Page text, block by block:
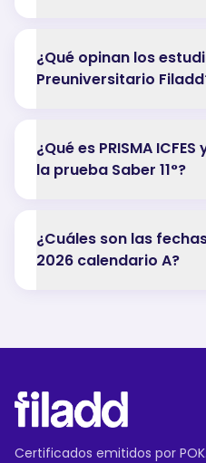
¿Qué opinan los
Preuniversitario
¿Qué es PRISMA
la prueba Saber 11°?
¿Cuáles son las
2026 calendario A?
Certificados emitidos por POK.